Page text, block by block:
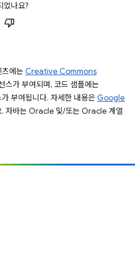
었나요?
에는 Creative Commons
스가 부여되며, 코드 샘플에는
부여됩니다. 자세한 내용은 Google
. 자바는 Oracle 및/또는 Oracle 계열